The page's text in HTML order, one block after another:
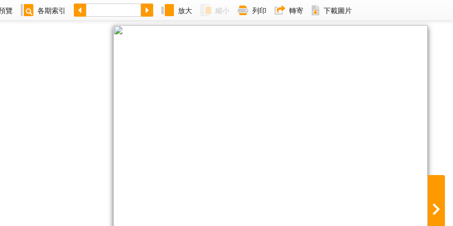
覽 各期索引 放大 縮小 列印 轉寄 下載圖片